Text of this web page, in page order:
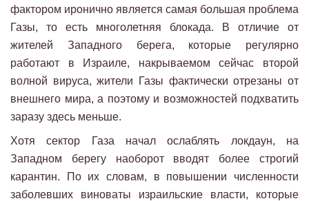
фактором иронично является самая большая проблема
Газы, то есть многолетняя блокада. В отличие от
жителей Западного берега, которые регулярно
работают в Израиле, накрываемом сейчас второй
волной вируса, жители Газы фактически отрезаны от
внешнего мира, а поэтому и возможностей подхватить
заразу здесь меньше.
Хотя сектор Газа начал ослаблять локдаун, на
Западном берегу наоборот вводят более строгий
карантин. По их словам, в повышении численности
заболевших виноваты израильские власти, которые